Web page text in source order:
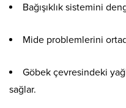
Bağışıklık sistemini
Mide problemlerini
Göbek çevresindeki
sağlar.